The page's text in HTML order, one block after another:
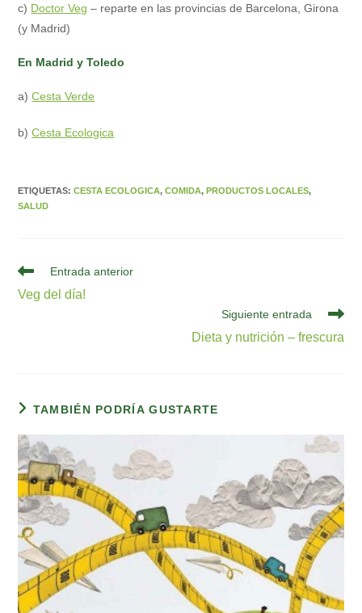
c) Doctor Veg – reparte en las provincias de Barcelona, Girona
(y Madrid)
En Madrid y Toledo
a)Cesta Verde
b)Cesta Ecologica
ETIQUETAS:CESTA ECOLOGICA, COMIDA, PRODUCTOS LOCALES,
SALUD
Leer
artículos
Entrada anterior
Veg del día!
Siguiente entrada
Dieta y nutrición – frescura
TAMBIÉN PODRÍA GUSTARTE